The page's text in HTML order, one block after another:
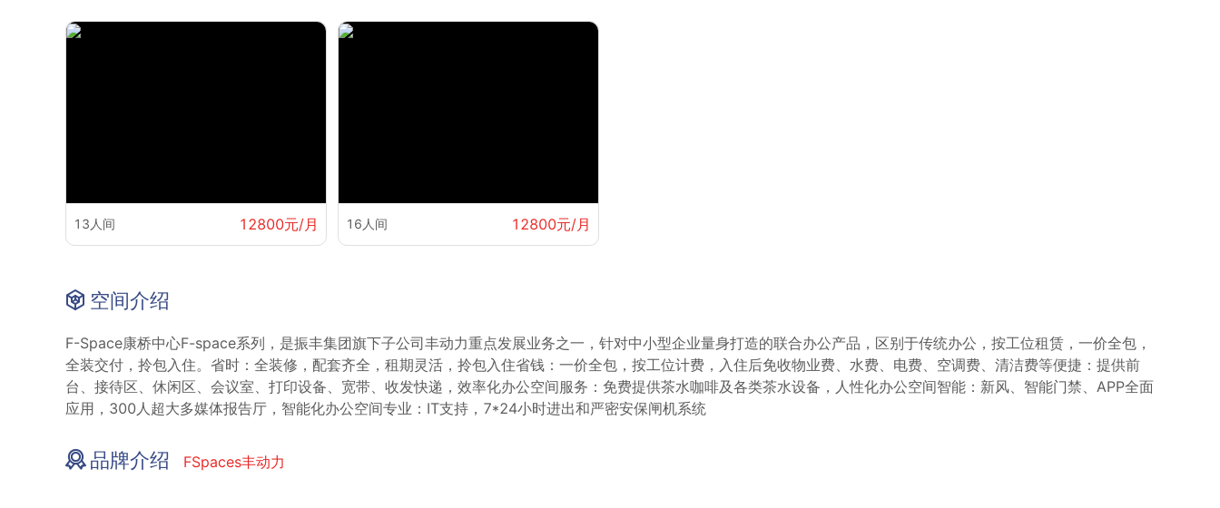
13人间 12800元/月 16人间 12800元/月
空间介绍
F-Space康桥中心F-space系列，是振丰集团旗下子公司丰动力重点发展业务之一，针对中小型企业量身打造的联合办公产品，区别于传统办公，按工位租赁，一价全包，
全装交付，拎包入住。省时：全装修，配套齐全，租期灵活，拎包入住省钱：一价全包，按工位计费，入住后免收物业费、水费、电费、空调费、清洁费等便捷：提供前
台、接待区、休闲区、会议室、打印设备、宽带、收发快递，效率化办公空间服务：免费提供茶水咖啡及各类茶水设备，人性化办公空间智能：新风、智能门禁、APP全面
应用，300人超大多媒体报告厅，智能化办公空间专业：IT支持，7*24小时进出和严密安保闸机系统
品牌介绍 FSpaces丰动力